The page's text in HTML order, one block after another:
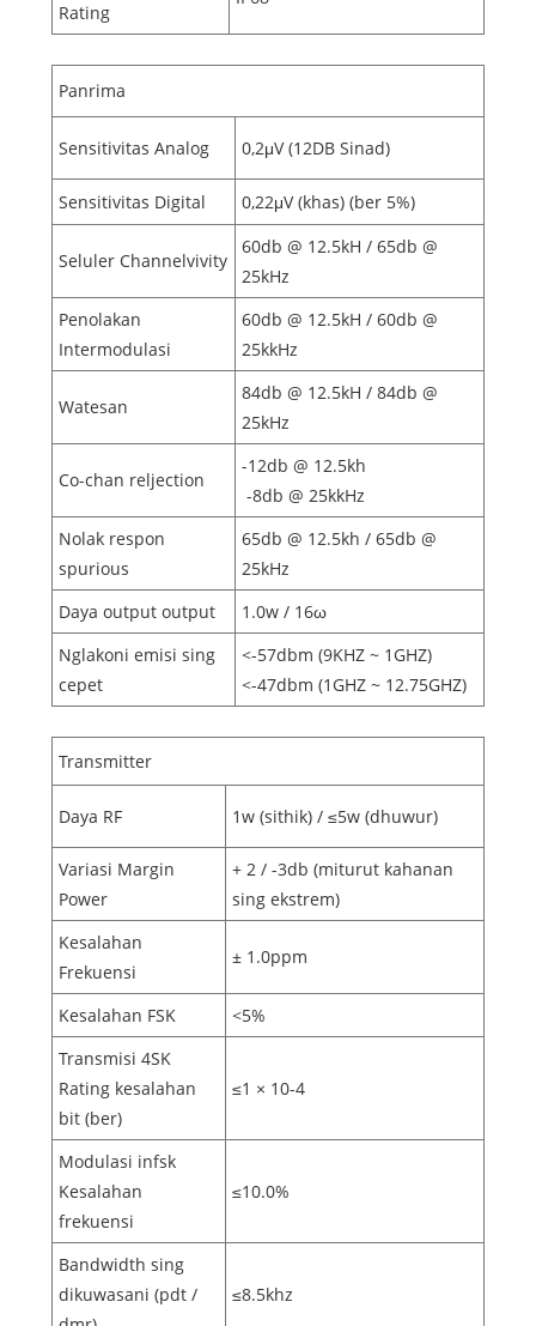
Rating
Panrima
Sensitivitas Analog 0,2μV (12DB Sinad)
Sensitivitas Digital 0,22μV (khas) (ber 5%)
Seluler Channelvivity
60db @ 12.5kH / 65db @
25kHz
Penolakan
Intermodulasi
60db @ 12.5kH / 60db @
25kkHz
Watesan
84db @ 12.5kH / 84db @
25kHz
Co-chan reljection
-12db @ 12.5kh
-8db @ 25kkHz
Nolak respon
spurious
65db @ 12.5kh / 65db @
25kHz
Daya output output
1.0w / 16ω
Nglakoni emisi sing
cepet
<-57dbm (9KHZ ~ 1GHZ)
<-47dbm (1GHZ ~ 12.75GHZ)
Transmitter
Daya RF 1w (sithik) / ≤5w (dhuwur)
Variasi Margin
Power
+ 2 / -3db (miturut kahanan
sing ekstrem)
Kesalahan
Frekuensi
± 1.0ppm
Kesalahan FSK
<5%
Transmisi 4SK
Rating kesalahan
bit (ber)
≤1 × 10-4
Modulasi infsk
Kesalahan
frekuensi
≤10.0%
Bandwidth sing
dikuwasani (pdt /
≤8.5khz